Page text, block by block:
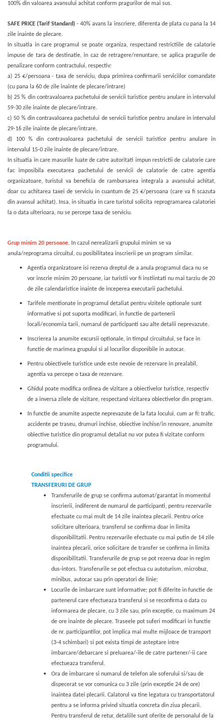
100% din valoarea avansului achitat conform pragurilor de mai sus.
SAFE PRICE (Tarif Standard) - 40% avans la inscriere, diferenta de plata cu pana la 14
zile inainte de plecare.
In situatia in care programul se poate organiza, respectand restrictiile de calatorie
impuse de tara de destinatie, in caz de retragere/renuntare, se aplica pragurile de
penalizare conform contractului, respectiv:
a) 25 €/persoana - taxa de serviciu, dupa primirea confirmarii serviciilor comandate
(cu pana la 60 de zile inainte de plecare/intrare)
b) 25 % din contravaloarea pachetului de servicii turistice pentru anulare in intervalul
59-30 zile inainte de plecare/intrare.
c) 50 % din contravaloarea pachetului de servicii turistice pentru anulare in intervalul
29-16 zile inainte de plecare/intrare.
d) 100 % din contravaloarea pachetului de servicii turistice pentru anulare in
intervalul 15-0 zile inainte de plecare/intrare.
In situatia in care masurile luate de catre autoritati impun restrictii de calatorie care
fac imposibila executarea pachetului de servicii de calatorie de catre agentia
organizatoare, turistul va beneficia de rambursarea integrala a avansului achitat,
doar cu achitarea taxei de serviciu in cuantum de 25 €/persoana (care va fi scazuta
din avansul achitat). Insa, in situatia in care turistul solicita reprogramarea calatoriei
la o data ulterioara, nu se percepe taxa de serviciu.
Grup minim 20 persoane. In cazul nerealizarii grupului minim se va
anula/reprograma circuitul, cu posibilitatea inscrierii pe un program similar.
Agentia organizatoare isi rezerva dreptul de a anula programul daca nu se
vor inscrie minim 20 persoane, iar turistii vor fi instiintati nu mai tarziu de 20
de zile calendaristice inainte de inceperea executarii pachetului.
Tarifele mentionate in programul detaliat pentru vizitele optionale sunt
informative si pot suporta modificari, in functie de partenerii
locali/economia tarii, numarul de participanti sau alte detalii neprevazute.
Inscrierea la anumite excursii optionale, in timpul circuitului, se face in
functie de marimea grupului si al locurilor disponibile in autocar.
Pentru obiectivele turistice unde este nevoie de rezervare in prealabil,
agentia va percepe o taxa de rezervare.
Ghidul poate modifica ordinea de vizitare a obiectivelor turistice, respectiv
de a inversa zilele de vizitare, respectand vizitarea obiectivelor din program.
In functie de anumite aspecte neprevazute de la fata locului, cum ar fi: trafic,
accidente pe traseu, drumuri inchise, obiective inchise/in renovare, anumite
obiective turistice din programul detaliat nu vor putea fi vizitate conform
programului.
Conditii specifice
TRANSFERURI DE GRUP
Transferurile de grup se confirma automat/garantat in momentul
inscrierii, indiferent de numarul de participanti, pentru rezervarile
efectuate cu mai mult de 14 zile inaintea plecarii. Pentru orice
solicitare ulterioara, transferul se confirma doar in limita
disponibilitatii. Pentru rezervarile efectuate cu mai putin de 14 zile
inaintea plecarii, orice solicitare de transfer se confirma in limita
disponibilitatii. Transferurile de grup se pot rezerva doar in regim
dus-intors. Transferurile se pot efectua cu autoturism, microbuz,
minibus, autocar sau prin operatori de linie;
Locurile de imbarcare sunt informative; pot fi diferite in functie de
partenerul care efectueaza transferul si se reconfirma o data cu
informarea de plecare, cu 3 zile sau, prin exceptie, cu maximum 24
de ore inainte de plecare. Traseele pot suferi modificari in functie
de nr. participantilor, pot implica mai multe mijloace de transport
(3-4 schimbari) si pot exista timpi de asteptare intre
imbarcare/debarcare si preluarea/-ile de catre partener/-ii care
efectueaza transferul.
Ora de imbarcare si numarul de telefon ale soferului si/sau de
dispecerat se vor comunica cu 3 zile (prin exceptie 24 de ore)
inaintea datei plecarii. Calatorul va tine legatura cu transportatorul
pentru a se informa privind situatia concreta din ziua plecarii.
Pentru transferul de retur, detaliile sunt oferite de personalul de la